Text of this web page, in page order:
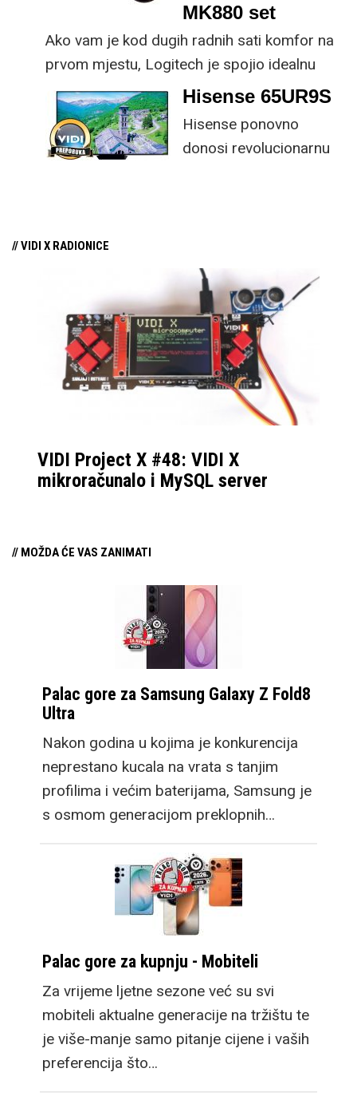
MK880 set
Ako vam je kod dugih radnih sati komfor na
prvom mjestu, Logitech je spojio idealnu
kombinaciju tipkovnice i miša s naprednim
funkcijama.
Hisense 65UR9S
Hisense ponovno
donosi revolucionarnu
// VIDI X RADIONICE
VIDI Project X #48: VIDI X
mikroračunalo i MySQL server
// MOŽDA ĆE VAS ZANIMATI
Palac gore za Samsung Galaxy Z Fold8
Ultra
Nakon godina u kojima je konkurencija
neprestano kucala na vrata s tanjim
profilima i većim baterijama, Samsung je
s osmom generacijom preklopnih…
Palac gore za kupnju - Mobiteli
Za vrijeme ljetne sezone već su svi
mobiteli aktualne generacije na tržištu te
je više-manje samo pitanje cijene i vaših
preferencija što…